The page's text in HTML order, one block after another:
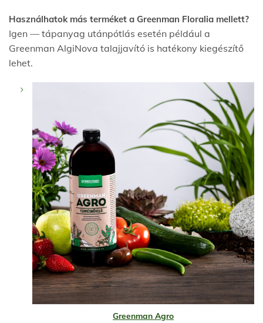
Használhatok más terméket a Greenman Floralia mellett?
Igen — tápanyag utánpótlás esetén például a
Greenman AlgiNova talajjavító is hatékony kiegészítő
lehet.
Greenman Agro